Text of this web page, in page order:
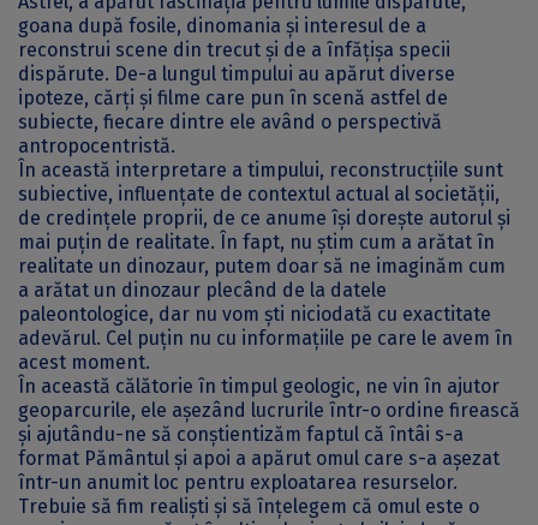
goana după fosile, dinomania și interesul de a
reconstrui scene din trecut și de a înfățișa specii
dispărute. De-a lungul timpului au apărut diverse
ipoteze, cărți și filme care pun în scenă astfel de
subiecte, fiecare dintre ele având o perspectivă
antropocentristă.
În această interpretare a timpului, reconstrucțiile sunt
subiective, influențate de contextul actual al societății,
de credințele proprii, de ce anume își dorește autorul și
mai puțin de realitate. În fapt, nu știm cum a arătat în
realitate un dinozaur, putem doar să ne imaginăm cum
a arătat un dinozaur plecând de la datele
paleontologice, dar nu vom ști niciodată cu exactitate
adevărul. Cel puțin nu cu informațiile pe care le avem în
acest moment.
În această călătorie în timpul geologic, ne vin în ajutor
geoparcurile, ele așezând lucrurile într-o ordine firească
și ajutându-ne să conștientizăm faptul că întâi s-a
format Pământul și apoi a apărut omul care s-a așezat
într-un anumit loc pentru exploatarea resurselor.
Trebuie să fim realiști și să înțelegem că omul este o